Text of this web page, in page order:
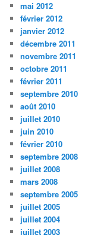
mai 2012
février 2012
janvier 2012
décembre 2011
novembre 2011
octobre 2011
février 2011
septembre 2010
août 2010
juillet 2010
juin 2010
février 2010
septembre 2008
juillet 2008
mars 2008
septembre 2005
juillet 2005
juillet 2004
juillet 2003